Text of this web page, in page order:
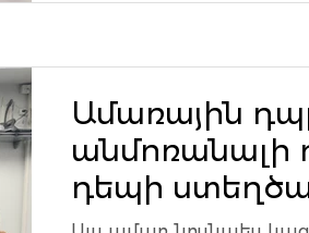
Ամառային
անմոռանալի
դեպի
և